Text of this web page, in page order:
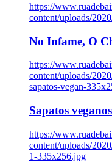
https://
content/uploads/
No Infame, O
https://
content/uploads/
sapatos-vegan-
Sapatos veganos
https://
content/uploads/
1-335x256.jpg